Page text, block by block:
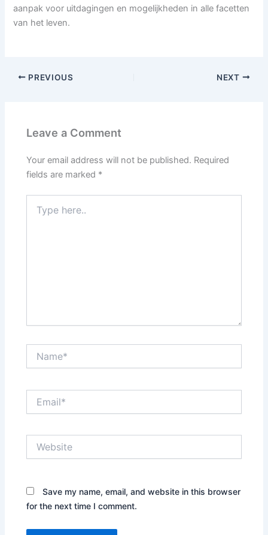
aanpak voor uitdagingen en mogelijkheden in alle facetten
van het leven.
PREVIOUS NEXT
Leave a Comment
Your email address will not be published. Required
fields are marked *
here..
Save my name, email, and website in this browser
for the next time I comment.